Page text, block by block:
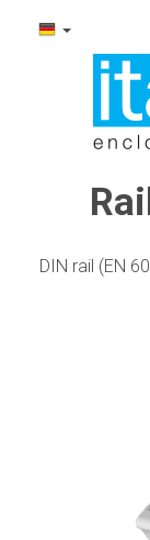
DIN rail (EN